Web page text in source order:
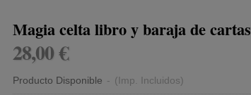
Magia celta libro y baraja de cartas
28,00 €
Producto Disponible - (Imp. Incluidos)